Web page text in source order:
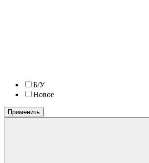
Б/У
Новое
Применить